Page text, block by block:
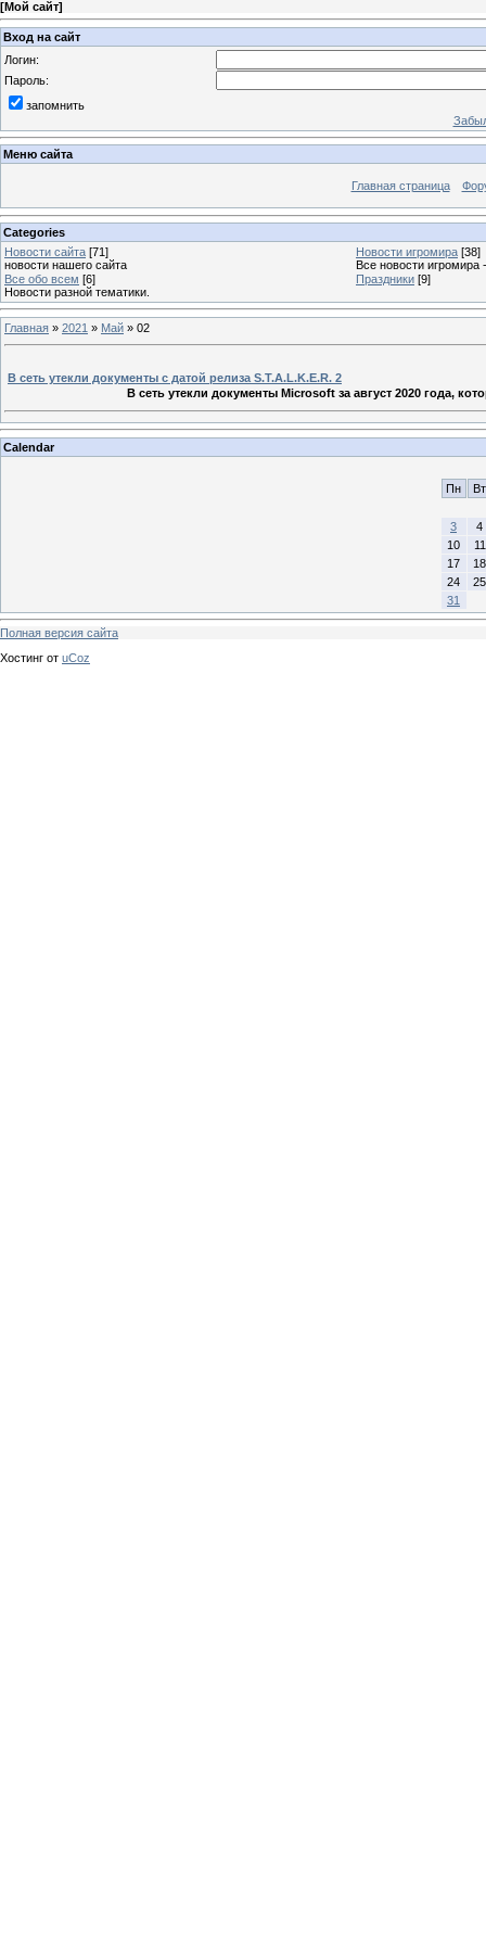
[Мой сайт]
Вход на сайт
Логин:
Пароль:
запомнить
Меню сайта
Главная страница
Categories
Новости сайта [71]
новости нашего сайта
Новости игромира [38]
Все новости игромира
Все обо всем [6]
Новости разной тематики.
Праздники [9]
Главная » 2021 » Май » 02
В сеть утекли документы с датой релиза S.T.A.L.K.E.R. 2
В сеть утекли документы Microsoft за август 2020 года,
Calendar
Пн Вт
3
4
10
11
17
18
24
25
31
Полная версия сайта
Хостинг от uCoz